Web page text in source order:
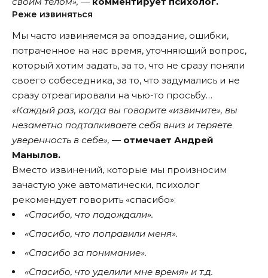
Реже извиняться
Мы часто извиняемся за опоздание, ошибки,
потраченное на нас время, уточняющий вопрос,
который хотим задать, за то, что не сразу поняли
своего собеседника, за то, что задумались и не
сразу отреагировали на чью-то просьбу…
«Каждый раз, когда вы говорите «извините», вы
незаметно подталкиваете себя вниз и теряете
уверенность в себе», — отмечает Андрей
Манылов.
Вместо извинений, которые мы произносим
зачастую уже автоматически, психолог
рекомендует говорить «спасибо»:
«Спасибо, что подождали».
«Спасибо, что поправили меня».
«Спасибо за понимание».
«Спасибо, что уделили мне время» и т.д.